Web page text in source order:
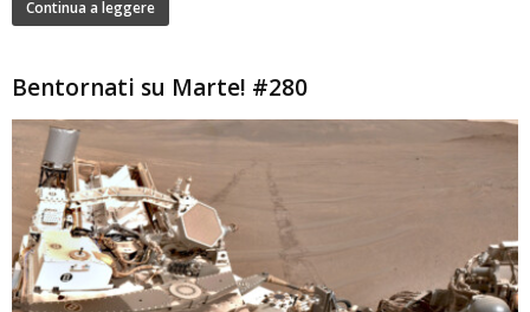
Continua a leggere
Bentornati su Marte! #280